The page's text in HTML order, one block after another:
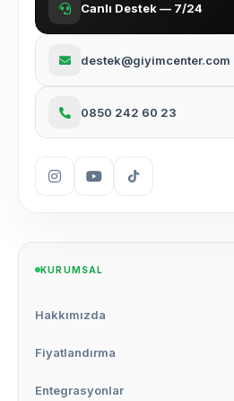
Canlı Destek — 7/24
destek@giyimcenter.com
0850 242 60 23
KURUMSAL
Hakkımızda
Fiyatlandırma
Entegrasyonlar